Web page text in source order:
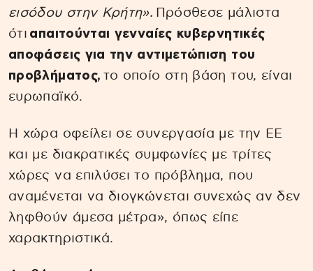
εισόδου στην Κρήτη». Πρόσθεσε μάλιστα
ότι απαιτούνται γενναίες κυβερνητικές
αποφάσεις για την αντιμετώπιση του
προβλήματος, το οποίο στη βάση του, είναι
ευρωπαϊκό.
Η χώρα οφείλει σε συνεργασία με την ΕΕ
και με διακρατικές συμφωνίες με τρίτες
χώρες να επιλύσει το πρόβλημα, που
αναμένεται να διογκώνεται συνεχώς αν δεν
ληφθούν άμεσα μέτρα», όπως είπε
χαρακτηριστικά.